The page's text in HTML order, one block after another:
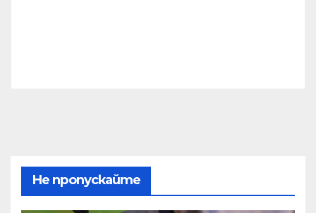
Не пропускайте